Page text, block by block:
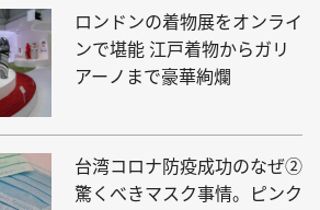
ロンドンの着物展をオンライ
ンで堪能 江戸着物からガリ
アーノまで豪華絢爛
台湾コロナ防疫成功のなぜ②
驚くべきマスク事情。ピンク